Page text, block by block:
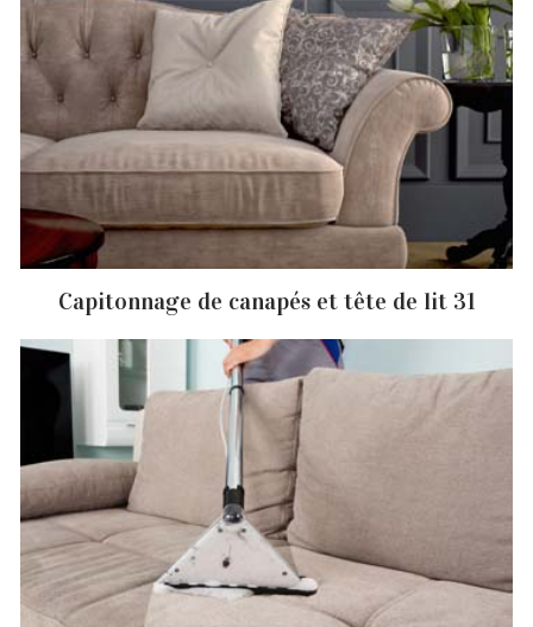
Capitonnage de canapés et tête de lit 31